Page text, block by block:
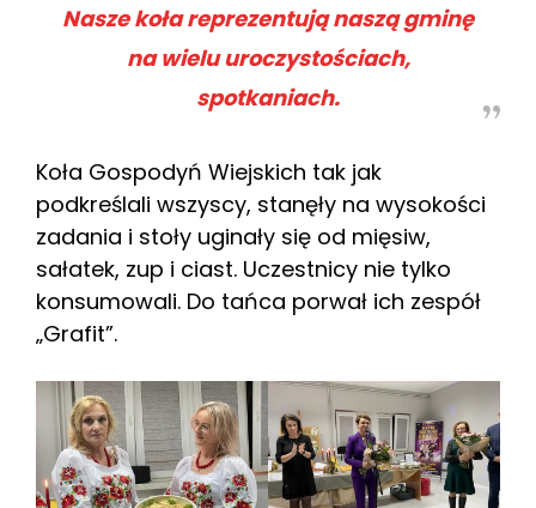
Nasze koła reprezentują naszą gminę
na wielu uroczystościach,
spotkaniach.
Koła Gospodyń Wiejskich tak jak
podkreślali wszyscy, stanęły na wysokości
zadania i stoły uginały się od mięsiw,
sałatek, zup i ciast. Uczestnicy nie tylko
konsumowali. Do tańca porwał ich zespół
„Grafit”.